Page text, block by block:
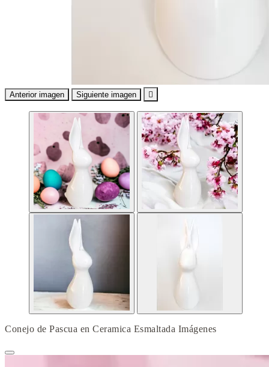
Anterior imagen Siguiente imagen 
Conejo de Pascua en Ceramica Esmaltada Imágenes